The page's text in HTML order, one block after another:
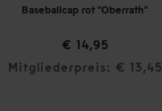
Baseballcap rot "Oberrath"
€ 14,95
Mitgliederpreis: € 13,45